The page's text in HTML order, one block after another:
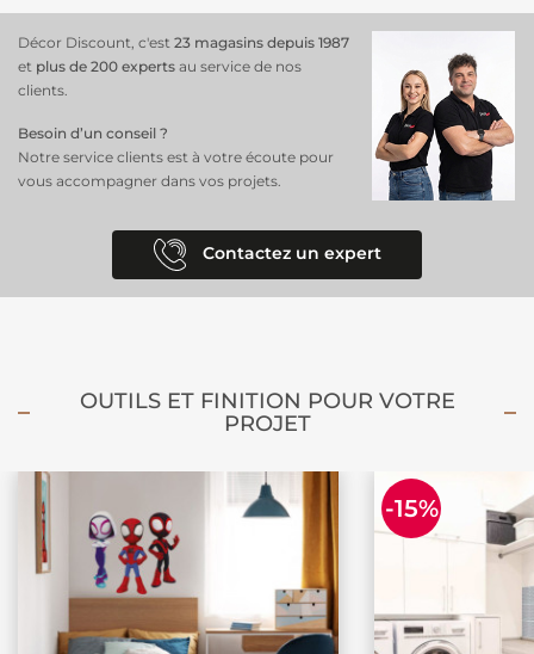
Décor Discount, c'est 23 magasins depuis 1987
et plus de 200 experts au service de nos
clients.
Besoin d’un conseil ?
Notre service clients est à votre écoute pour
vous accompagner dans vos projets.
Contactez un expert
OUTILS ET FINITION POUR VOTRE
PROJET
-15%